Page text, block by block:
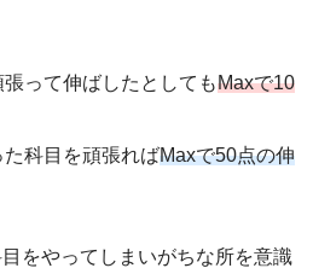
って伸ばしたとしてもMaxで10
科目を頑張ればMaxで50点の伸
をやってしまいがちな所を意識